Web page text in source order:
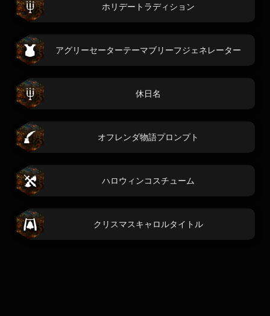
ホリデートラディション
アグリーセーターテーマブリーフジェネレーター
休日名
オフレンダ物語プロンプト
ハロウィンコスチューム
クリスマスキャロルタイトル